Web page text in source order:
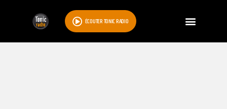
ÉCOUTER TONIC RADIO